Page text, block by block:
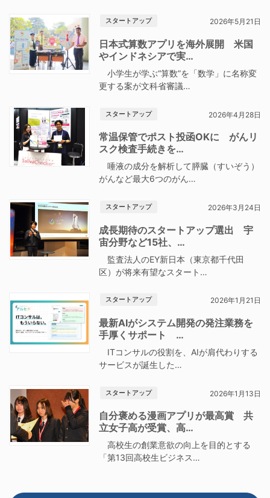
スタートアップ 2026年5月21日
日本式算数アプリを海外展開 米国
やインドネシアで実…
小学生が学ぶ“算数”を「数学」に名称変
更する案が文科省審議…
スタートアップ 2026年4月28日
常温保管でポスト投函OKに がんリ
スク検査手続きを…
唾液の成分を解析して膵臓（すいぞう）
がんなど最大6つのがん…
スタートアップ 2026年3月24日
成長期待のスタートアップ選出 宇
宙分野など15社、…
監査法人のEY新日本（東京都千代田
区）が将来有望なスタート…
スタートアップ 2026年1月21日
最新AIがシステム開発の発注業務を
手厚くサポート …
ITコンサルの役割を、AIが肩代わりする
サービスが誕生した…
スタートアップ 2026年1月13日
自分褒める漫画アプリが最高賞 共
立女子高が受賞、高…
高校生の創業意欲の向上を目的とする
「第13回高校生ビジネス…